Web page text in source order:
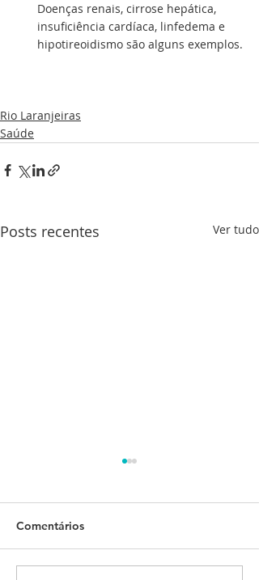
Doenças renais, cirrose hepática,
insuficiência cardíaca, linfedema e
hipotireoidismo são alguns exemplos.
Rio Laranjeiras
Saúde
Posts recentes Ver tudo
Comentários